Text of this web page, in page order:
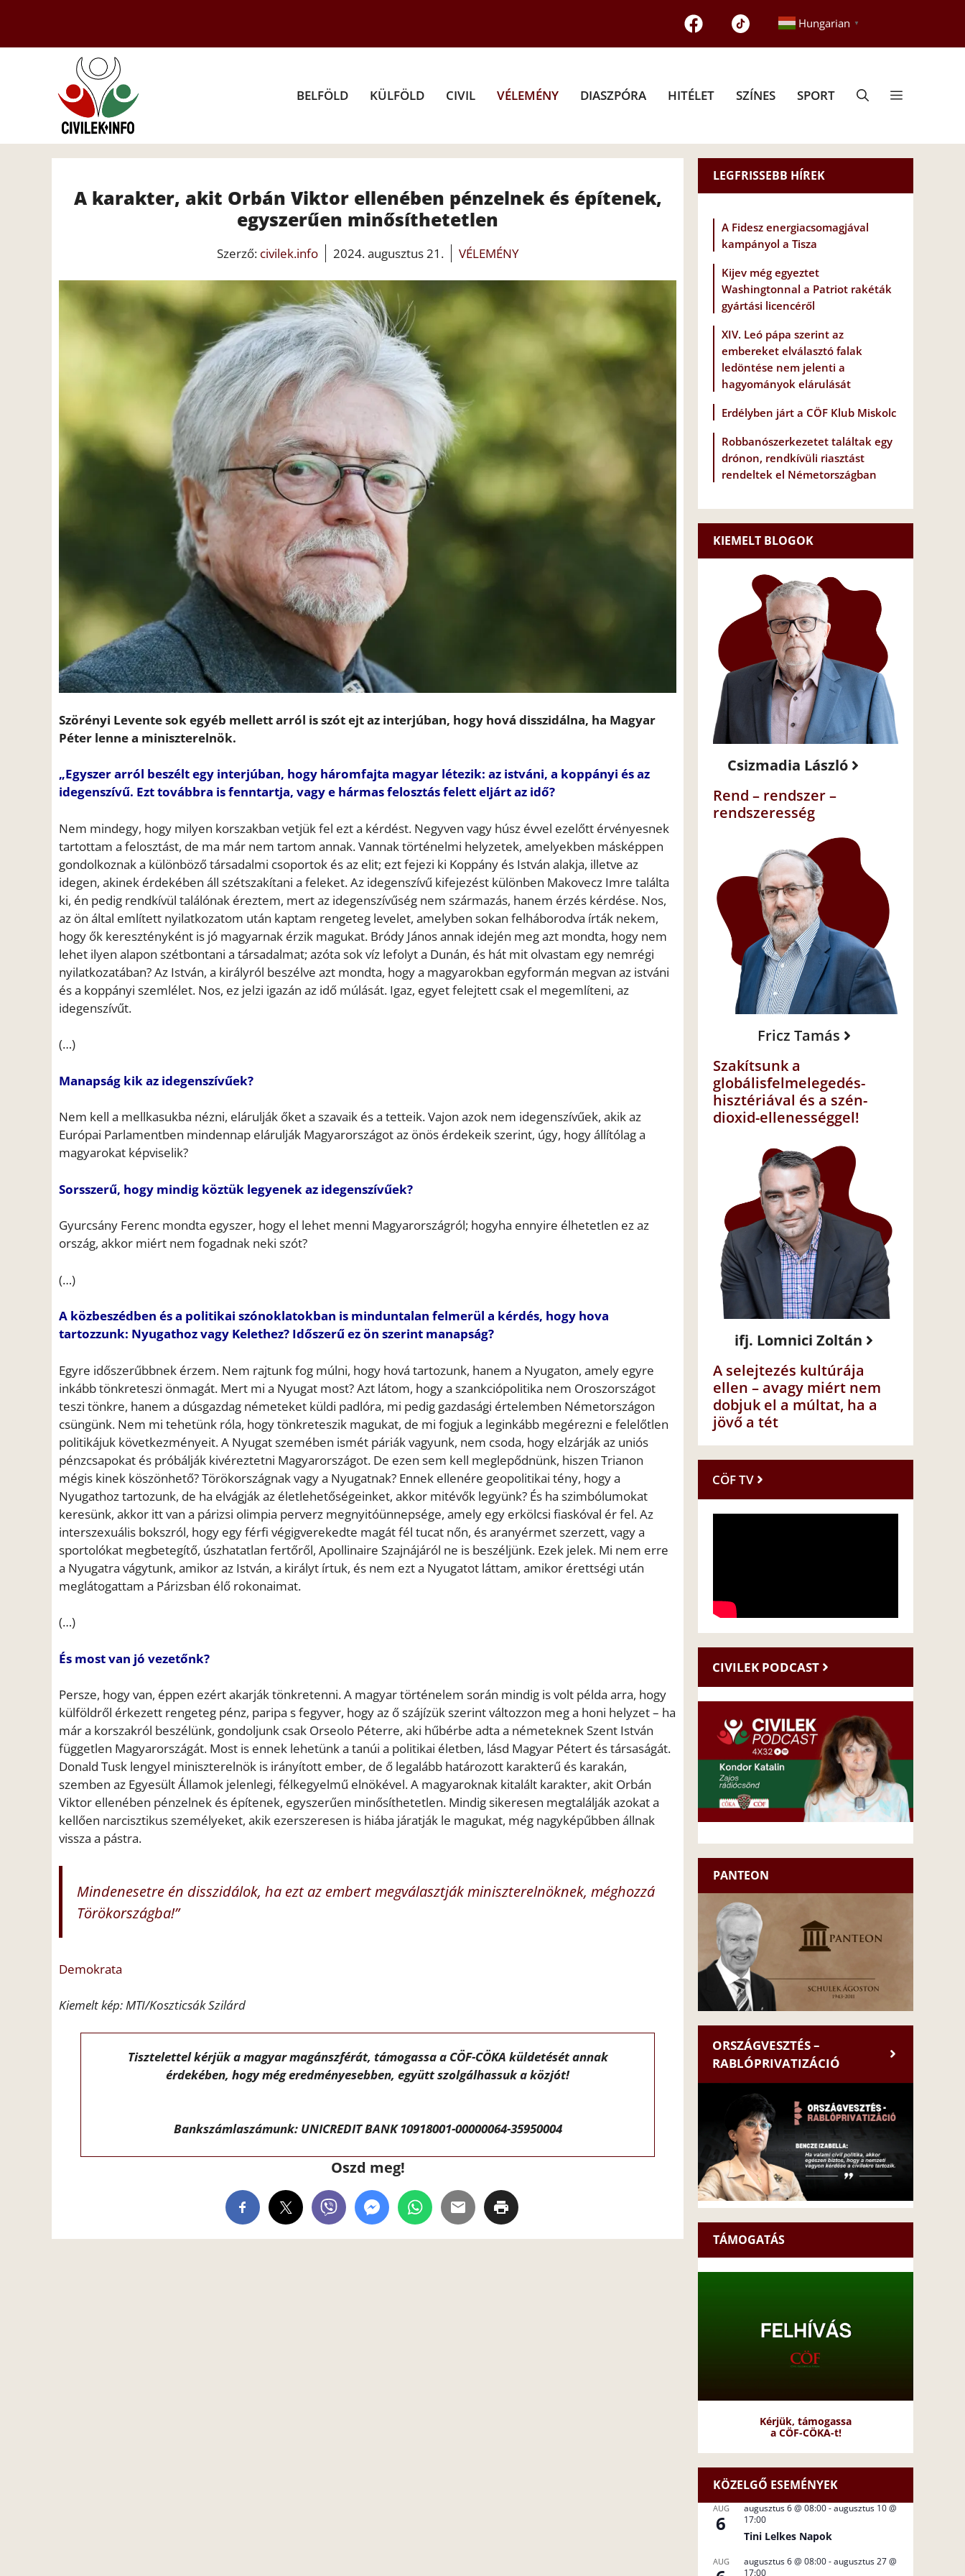
tartalomba
Hungarian ▼
BELFÖLD KÜLFÖLD CIVIL VÉLEMÉNY DIASZPÓRA HITÉLET SZÍNES SPORT
A karakter, akit Orbán Viktor ellenében pénzelnek és építenek,
egyszerűen minősíthetetlen
Szerző: civilek.info 2024. augusztus 21. VÉLEMÉNY
Szörényi Levente sok egyéb mellett arról is szót ejt az interjúban, hogy hová disszidálna, ha Magyar
Péter lenne a miniszterelnök.
„Egyszer arról beszélt egy interjúban, hogy háromfajta magyar létezik: az istváni, a koppányi és az
idegenszívű. Ezt továbbra is fenntartja, vagy e hármas felosztás felett eljárt az idő?
Nem mindegy, hogy milyen korszakban vetjük fel ezt a kérdést. Negyven vagy húsz évvel ezelőtt érvényesnek
tartottam a felosztást, de ma már nem tartom annak. Vannak történelmi helyzetek, amelyekben másképpen
gondolkoznak a különböző társadalmi csoportok és az elit; ezt fejezi ki Koppány és István alakja, illetve az
idegen, akinek érdekében áll szétszakítani a feleket. Az idegenszívű kifejezést különben Makovecz Imre találta
ki, én pedig rendkívül találónak éreztem, mert az idegenszívűség nem származás, hanem érzés kérdése. Nos,
az ön által említett nyilatkozatom után kaptam rengeteg levelet, amelyben sokan felháborodva írták nekem,
hogy ők keresztényként is jó magyarnak érzik magukat. Bródy János annak idején meg azt mondta, hogy nem
lehet ilyen alapon szétbontani a társadalmat; azóta sok víz lefolyt a Dunán, és hát mit olvastam egy nemrégi
nyilatkozatában? Az István, a királyról beszélve azt mondta, hogy a magyarokban egyformán megvan az istváni
és a koppányi szemlélet. Nos, ez jelzi igazán az idő múlását. Igaz, egyet felejtett csak el megemlíteni, az
idegenszívűt.
(…)
Manapság kik az idegenszívűek?
Nem kell a mellkasukba nézni, elárulják őket a szavaik és a tetteik. Vajon azok nem idegenszívűek, akik az
Európai Parlamentben mindennap elárulják Magyarországot az önös érdekeik szerint, úgy, hogy állítólag a
magyarokat képviselik?
Sorsszerű, hogy mindig köztük legyenek az idegenszívűek?
Gyurcsány Ferenc mondta egyszer, hogy el lehet menni Magyarországról; hogyha ennyire élhetetlen ez az
ország, akkor miért nem fogadnak neki szót?
(…)
A közbeszédben és a politikai szónoklatokban is minduntalan felmerül a kérdés, hogy hova
tartozzunk: Nyugathoz vagy Kelethez? Időszerű ez ön szerint manapság?
Egyre időszerűbbnek érzem. Nem rajtunk fog múlni, hogy hová tartozunk, hanem a Nyugaton, amely egyre
inkább tönkreteszi önmagát. Mert mi a Nyugat most? Azt látom, hogy a szankciópolitika nem Oroszországot
teszi tönkre, hanem a dúsgazdag németeket küldi padlóra, mi pedig gazdasági értelemben Németországon
csüngünk. Nem mi tehetünk róla, hogy tönkreteszik magukat, de mi fogjuk a leginkább megérezni e felelőtlen
politikájuk következményeit. A Nyugat szemében ismét páriák vagyunk, nem csoda, hogy elzárják az uniós
pénzcsapokat és próbálják kivéreztetni Magyarországot. De ezen sem kell meglepődnünk, hiszen Trianon
mégis kinek köszönhető? Törökországnak vagy a Nyugatnak? Ennek ellenére geopolitikai tény, hogy a
Nyugathoz tartozunk, de ha elvágják az életlehetőségeinket, akkor mitévők legyünk? És ha szimbólumokat
keresünk, akkor itt van a párizsi olimpia perverz megnyitóünnepsége, amely egy erkölcsi fiaskóval ér fel. Az
interszexuális bokszról, hogy egy férfi végigverekedte magát fél tucat nőn, és aranyérmet szerzett, vagy a
sportolókat megbetegítő, úszhatatlan fertőről, Apollinaire Szajnájáról ne is beszéljünk. Ezek jelek. Mi nem erre
a Nyugatra vágytunk, amikor az István, a királyt írtuk, és nem ezt a Nyugatot láttam, amikor érettségi után
meglátogattam a Párizsban élő rokonaimat.
(…)
És most van jó vezetőnk?
Persze, hogy van, éppen ezért akarják tönkretenni. A magyar történelem során mindig is volt példa arra, hogy
külföldről érkezett rengeteg pénz, paripa s fegyver, hogy az ő szájízük szerint változzon meg a honi helyzet – ha
már a korszakról beszélünk, gondoljunk csak Orseolo Péterre, aki hűbérbe adta a németeknek Szent István
független Magyarországát. Most is ennek lehetünk a tanúi a politikai életben, lásd Magyar Pétert és társaságát.
Donald Tusk lengyel miniszterelnök is irányított ember, de ő legalább határozott karakterű és karakán,
szemben az Egyesült Államok jelenlegi, félkegyelmű elnökével. A magyaroknak kitalált karakter, akit Orbán
Viktor ellenében pénzelnek és építenek, egyszerűen minősíthetetlen. Mindig sikeresen megtalálják azokat a
kellően narcisztikus személyeket, akik ezerszeresen is hiába járatják le magukat, még nagyképűbben állnak
vissza a pástra.
Mindenesetre én disszidálok, ha ezt az embert megválasztják miniszterelnöknek, méghozzá
Törökországba!”
Demokrata
Kiemelt kép: MTI/Koszticsák Szilárd
Tisztelettel kérjük a magyar magánszférát, támogassa a CÖF-CÖKA küldetését annak
érdekében, hogy még eredményesebben, együtt szolgálhassuk a közjót!
Bankszámlaszámunk: UNICREDIT BANK 10918001-00000064-35950004
Oszd meg!
LEGFRISSEBB HÍREK
A Fidesz energiacsomagjával
kampányol a Tisza
Kijev még egyeztet
Washingtonnal a Patriot rakéták
gyártási licencéről
XIV. Leó pápa szerint az
embereket elválasztó falak
ledöntése nem jelenti a
hagyományok elárulását
Erdélyben járt a CÖF Klub Miskolc
Robbanószerkezetet találtak egy
drónon, rendkívüli riasztást
rendeltek el Németországban
KIEMELT BLOGOK
Csizmadia László
Rend – rendszer –
rendszeresség
Fricz Tamás
Szakítsunk a
globálisfelmelegedés-
hisztériával és a szén-
dioxid-ellenességgel!
ifj. Lomnici Zoltán
A selejtezés kultúrája
ellen – avagy miért nem
dobjuk el a múltat, ha a
jövő a tét
CÖF TV
CIVILEK PODCAST
PANTEON
ORSZÁGVESZTÉS –
RABLÓPRIVATIZÁCIÓ
TÁMOGATÁS
Kérjük, támogassa
a CÖF-CÖKA-t!
KÖZELGŐ ESEMÉNYEK
AUG
6
augusztus 6 @ 08:00-augusztus 10 @
17:00
Tini Lelkes Napok
AUG augusztus 6 @ 08:00-augusztus 27 @
17:00